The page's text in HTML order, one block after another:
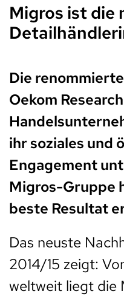
Migros ist die
Die
Oekom
ihr soziales und
Engagement
Migros-Gruppe
beste Resultat
Das neuste
2014/15 zeigt:
weltweit liegt die